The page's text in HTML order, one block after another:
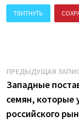
ТВИТНУТЬ
Навигация
по
записям
ПРЕДЫДУЩАЯ
Западные
семян, которые
российского